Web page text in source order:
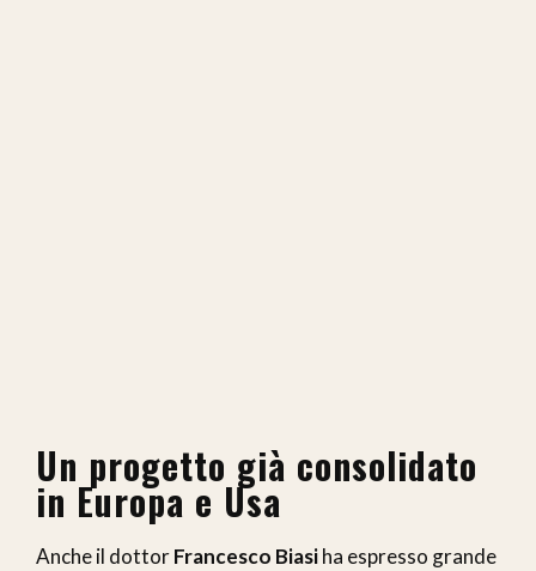
Un progetto già consolidato
in Europa e Usa
Anche il dottorFrancesco Biasiha espresso grande